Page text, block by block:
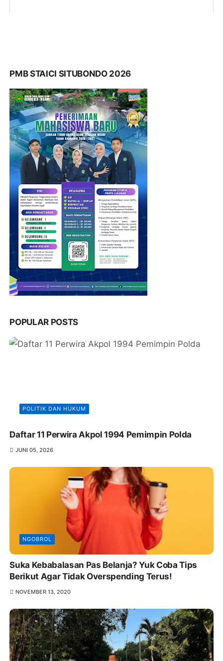
PMB STAICI SITUBONDO 2026
POPULAR POSTS
POLITIK DAN HUKUM
Daftar 11 Perwira Akpol 1994 Pemimpin Polda
JUNI 05, 2026
NGOBROL
Suka Kebabalasan Pas Belanja? Yuk Coba Tips
Berikut Agar Tidak Overspending Terus!
NOVEMBER 13, 2020